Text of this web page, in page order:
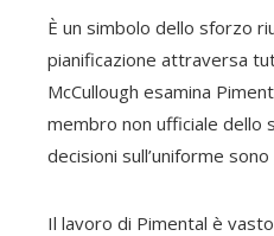
È un simbolo dello sforzo
pianificazione attraversa
McCullough esamina
membro non ufficiale dello
decisioni sull’uniforme
Il lavoro di Pimental è